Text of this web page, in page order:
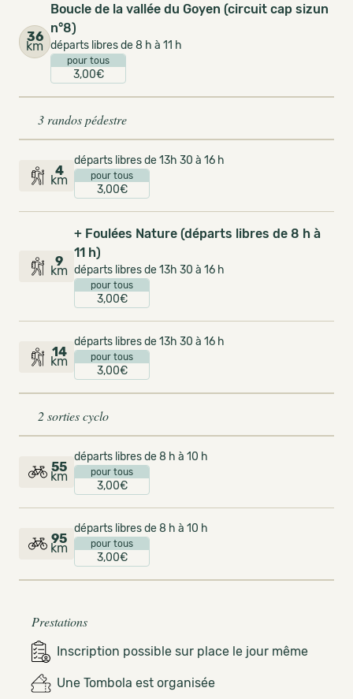
36
km
Boucle de la vallée du Goyen (circuit cap sizun
n°8)
départs libres de 8 h à 11 h
pour tous
3,00€
3 randos pédestre
4
km
départs libres de 13h 30 à 16 h
pour tous
3,00€
9
km
+ Foulées Nature (départs libres de 8 h à
11 h)
départs libres de 13h 30 à 16 h
pour tous
3,00€
14
km
départs libres de 13h 30 à 16 h
pour tous
3,00€
2 sorties cyclo
55
km
départs libres de 8 h à 10 h
pour tous
3,00€
95
km
départs libres de 8 h à 10 h
pour tous
3,00€
Prestations
Inscription possible sur place le jour même
Une Tombola est organisée